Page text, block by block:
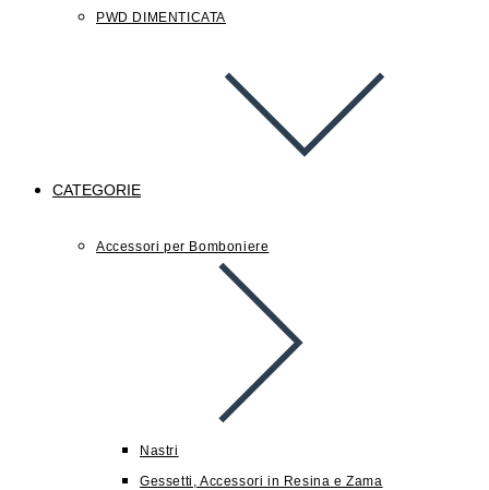
PWD DIMENTICATA
CATEGORIE
Accessori per Bomboniere
Nastri
Gessetti, Accessori in Resina e Zama